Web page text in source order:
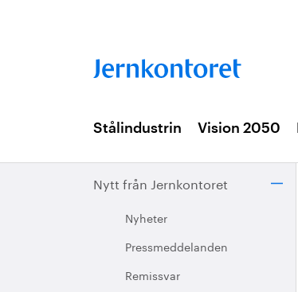
Stålindustrin Vision 2050
Nytt från Jernkontoret
Nyheter
Pressmeddelanden
Remissvar